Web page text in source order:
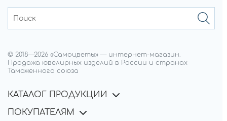
© 2018—2026 «Самоцветы» — интернет-магазин.
Продажа ювелирных изделий в России и странах
Таможенного союза
КАТАЛОГ ПРОДУКЦИИ
ПОКУПАТЕЛЯМ